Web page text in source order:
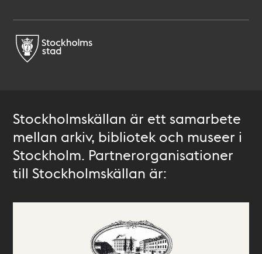
Stockholmskällan är ett samarbete
mellan arkiv, bibliotek och museer i
Stockholm. Partnerorganisationer
till Stockholmskällan är: